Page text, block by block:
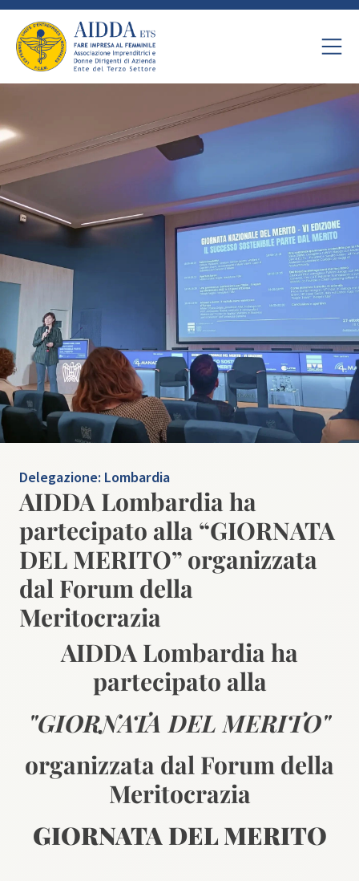
Delegazione: Lombardia
AIDDA Lombardia ha
partecipato alla “GIORNATA
DEL MERITO” organizzata
dal Forum della
Meritocrazia
AIDDA Lombardia ha
partecipato alla
"GIORNATA DEL MERITO"
organizzata dal Forum della
Meritocrazia
GIORNATA DEL MERITO